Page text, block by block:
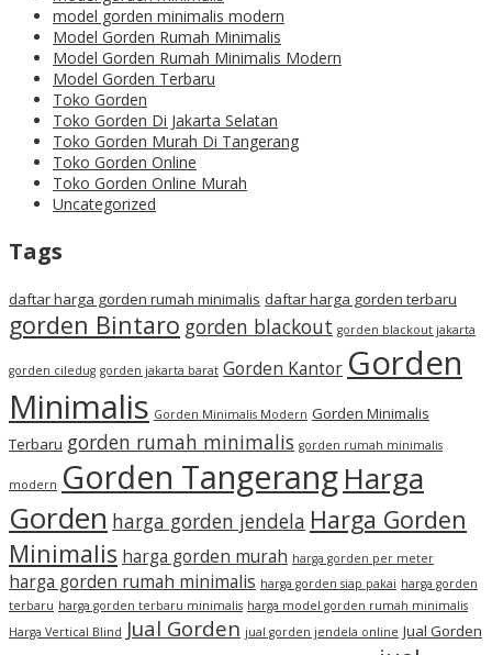
model gorden minimalis modern
Model Gorden Rumah Minimalis
Model Gorden Rumah Minimalis Modern
Model Gorden Terbaru
Toko Gorden
Toko Gorden Di Jakarta Selatan
Toko Gorden Murah Di Tangerang
Toko Gorden Online
Toko Gorden Online Murah
Uncategorized
Tags
daftar harga gorden rumah minimalis daftar harga gorden terbaru
gorden Bintaro gorden blackout gorden blackout jakarta
gorden ciledug gorden jakarta barat Gorden Kantor Gorden
Minimalis Gorden Minimalis Modern Gorden Minimalis
Terbaru gorden rumah minimalis gorden rumah minimalis
modern Gorden TangerangHarga
Gorden harga gorden jendela Harga Gorden
Minimalis harga gorden murah harga gorden per meter
harga gorden rumah minimalis harga gorden siap pakai harga gorden
terbaru harga gorden terbaru minimalis harga model gorden rumah minimalis
Harga Vertical Blind Jual Gorden jual gorden jendela online Jual Gorden